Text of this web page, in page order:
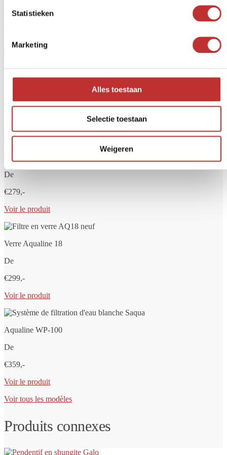
Statistieken
Marketing
Alles toestaan
Selectie toestaan
Weigeren
que les bactéries, le chlore, les PFAS, les microplastiques et les
résidus de médicaments. Chez Tradeline, vous trouverez des filtres à
Verre Aqualine 5
€249,-
De
€279,-
Voir le produit
Verre Aqualine 18
De
€299,-
Voir le produit
Aqualine WP-100
De
€359,-
Voir le produit
Voir tous les modèles
Produits connexes